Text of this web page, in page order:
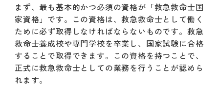
まず、最も基本的かつ必須の資格が「救急救命士国
家資格」です。この資格は、救急救命士として働く
ために必ず取得しなければならないものです。救急
救命士養成校や専門学校を卒業し、国家試験に合格
することで取得できます。この資格を持つことで、
正式に救急救命士としての業務を行うことが認めら
れます。